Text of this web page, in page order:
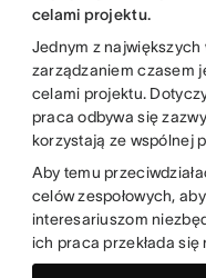
celami projektu.
Jednym z
zarządzaniem czasem
celami projektu.
praca odbywa się
korzystają ze wspólnej
Aby temu
celów zespołowych,
interesariuszom
ich praca przekłada